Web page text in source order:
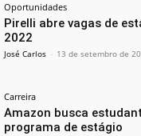
Oportunidades
Pirelli abre vagas de
2022
José Carlos - 13 de setembro de
Carreira
Amazon busca
programa de estágio